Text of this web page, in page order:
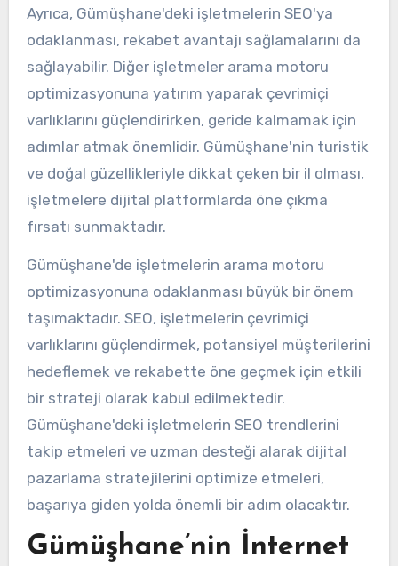
Ayrıca, Gümüşhane'deki işletmelerin SEO'ya
odaklanması, rekabet avantajı sağlamalarını da
sağlayabilir. Diğer işletmeler arama motoru
optimizasyonuna yatırım yaparak çevrimiçi
varlıklarını güçlendirirken, geride kalmamak için
adımlar atmak önemlidir. Gümüşhane'nin turistik
ve doğal güzellikleriyle dikkat çeken bir il olması,
işletmelere dijital platformlarda öne çıkma
fırsatı sunmaktadır.
Gümüşhane'de işletmelerin arama motoru
optimizasyonuna odaklanması büyük bir önem
taşımaktadır. SEO, işletmelerin çevrimiçi
varlıklarını güçlendirmek, potansiyel müşterilerini
hedeflemek ve rekabette öne geçmek için etkili
bir strateji olarak kabul edilmektedir.
Gümüşhane'deki işletmelerin SEO trendlerini
takip etmeleri ve uzman desteği alarak dijital
pazarlama stratejilerini optimize etmeleri,
başarıya giden yolda önemli bir adım olacaktır.
Gümüşhane’nin İnternet